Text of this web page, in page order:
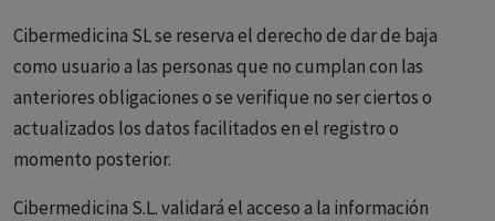
Cibermedicina SL se reserva el derecho de dar de baja
como usuario a las personas que no cumplan con las
anteriores obligaciones o se verifique no ser ciertos o
actualizados los datos facilitados en el registro o
momento posterior.
Cibermedicina S.L. validará el acceso a la información